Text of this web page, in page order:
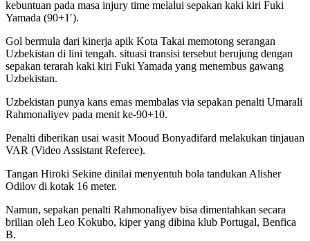
kebuntuan pada masa injury time melalui sepakan kaki kiri Fuki
Yamada (90+1′).
Gol bermula dari kinerja apik Kota Takai memotong serangan
Uzbekistan di lini tengah. situasi transisi tersebut berujung dengan
sepakan terarah kaki kiri Fuki Yamada yang menembus gawang
Uzbekistan.
Uzbekistan punya kans emas membalas via sepakan penalti Umarali
Rahmonaliyev pada menit ke-90+10.
Penalti diberikan usai wasit Mooud Bonyadifard melakukan tinjauan
VAR (Video Assistant Referee).
Tangan Hiroki Sekine dinilai menyentuh bola tandukan Alisher
Odilov di kotak 16 meter.
Namun, sepakan penalti Rahmonaliyev bisa dimentahkan secara
brilian oleh Leo Kokubo, kiper yang dibina klub Portugal, Benfica
B.